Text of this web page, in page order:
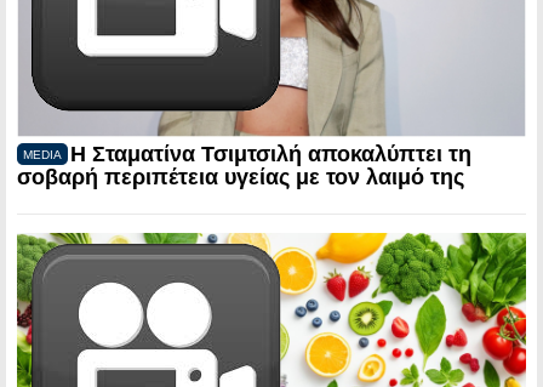
MEDIA
Η Σταματίνα Τσιμτσιλή αποκαλύπτει τη
σοβαρή περιπέτεια υγείας με τον λαιμό της